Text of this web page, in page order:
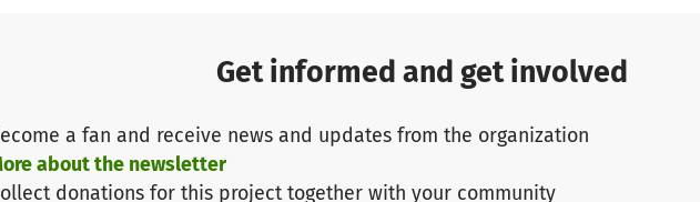
Get informed and get involved
a fan and receive news and updates from the organization
about the newsletter
donations for this project together with your community